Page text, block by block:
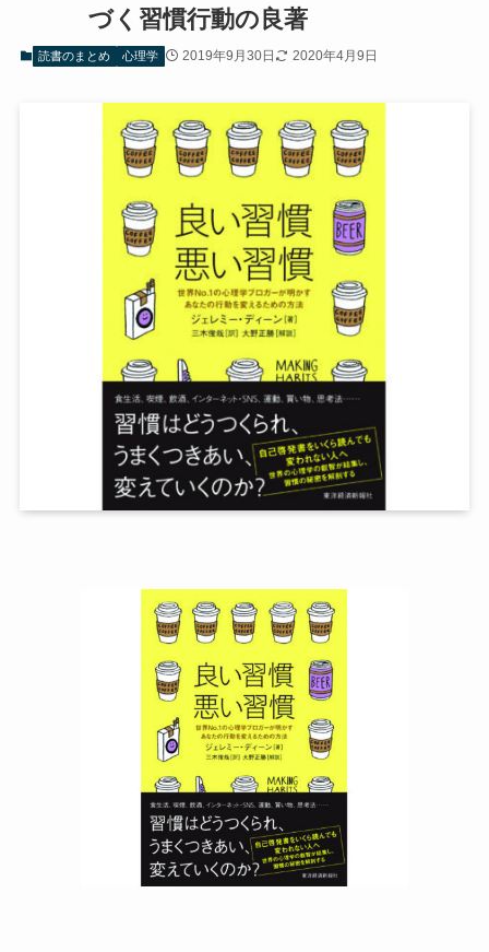
づく習慣行動の良著
読書のまとめ 心理学 2019年9月30日 2020年4月9日